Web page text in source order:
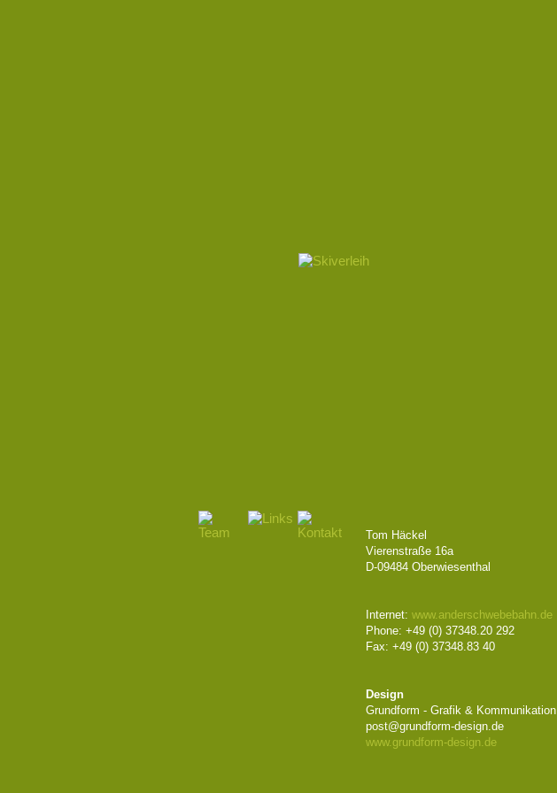
Tom Häckel
Vierenstraße 16a
D-09484 Oberwiesenthal
Internet: www.anderschwebebahn.de
Phone: +49 (0) 37348.20 292
Fax: +49 (0) 37348.83 40
Design
Grundform - Grafik & Kommunikation
post@grundform-design.de
www.grundform-design.de